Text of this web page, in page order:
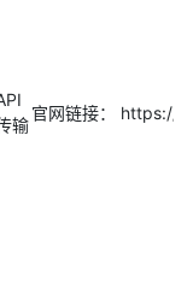
输
官网链接： https://